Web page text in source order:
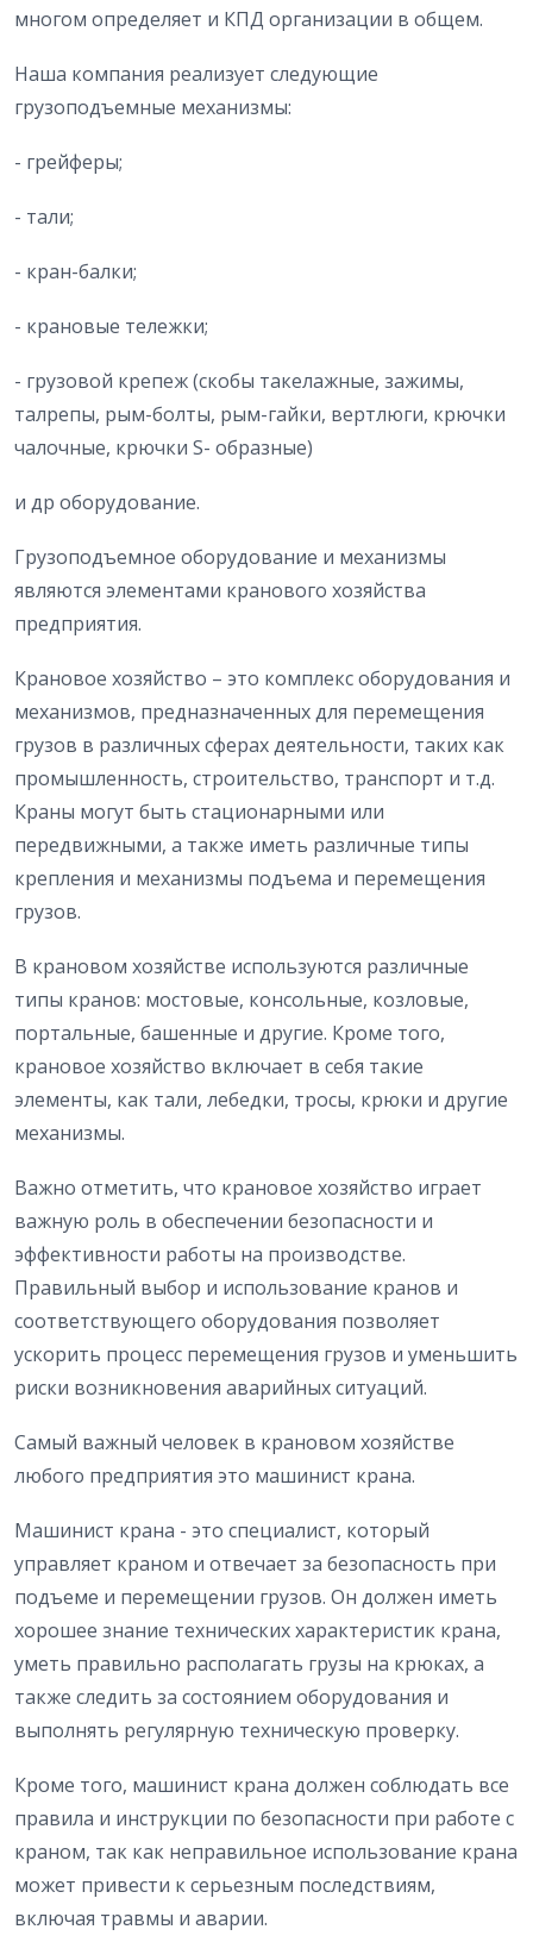
многом определяет и КПД организации в общем.
Наша компания реализует следующие
грузоподъемные механизмы:
- грейферы;
- тали;
- кран-балки;
- крановые тележки;
- грузовой крепеж (скобы такелажные, зажимы,
талрепы, рым-болты, рым-гайки, вертлюги, крючки
чалочные, крючки S- образные)
и др оборудование.
Грузоподъемное оборудование и механизмы
являются элементами кранового хозяйства
предприятия.
Крановое хозяйство – это комплекс оборудования и
механизмов, предназначенных для перемещения
грузов в различных сферах деятельности, таких как
промышленность, строительство, транспорт и т.д.
Краны могут быть стационарными или
передвижными, а также иметь различные типы
крепления и механизмы подъема и перемещения
грузов.
В крановом хозяйстве используются различные
типы кранов: мостовые, консольные, козловые,
портальные, башенные и другие. Кроме того,
крановое хозяйство включает в себя такие
элементы, как тали, лебедки, тросы, крюки и другие
механизмы.
Важно отметить, что крановое хозяйство играет
важную роль в обеспечении безопасности и
эффективности работы на производстве.
Правильный выбор и использование кранов и
соответствующего оборудования позволяет
ускорить процесс перемещения грузов и уменьшить
риски возникновения аварийных ситуаций.
Самый важный человек в крановом хозяйстве
любого предприятия это машинист крана.
Машинист крана - это специалист, который
управляет краном и отвечает за безопасность при
подъеме и перемещении грузов. Он должен иметь
хорошее знание технических характеристик крана,
уметь правильно располагать грузы на крюках, а
также следить за состоянием оборудования и
выполнять регулярную техническую проверку.
Кроме того, машинист крана должен соблюдать все
правила и инструкции по безопасности при работе с
краном, так как неправильное использование крана
может привести к серьезным последствиям,
включая травмы и аварии.